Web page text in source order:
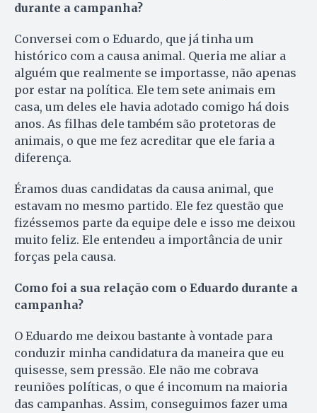
durante a campanha?
Conversei com o Eduardo, que já tinha um
histórico com a causa animal. Queria me aliar a
alguém que realmente se importasse, não apenas
por estar na política. Ele tem sete animais em
casa, um deles ele havia adotado comigo há dois
anos. As filhas dele também são protetoras de
animais, o que me fez acreditar que ele faria a
diferença.
Éramos duas candidatas da causa animal, que
estavam no mesmo partido. Ele fez questão que
fizéssemos parte da equipe dele e isso me deixou
muito feliz. Ele entendeu a importância de unir
forças pela causa.
Como foi a sua relação com o Eduardo durante a
campanha?
O Eduardo me deixou bastante à vontade para
conduzir minha candidatura da maneira que eu
quisesse, sem pressão. Ele não me cobrava
reuniões políticas, o que é incomum na maioria
das campanhas. Assim, conseguimos fazer uma